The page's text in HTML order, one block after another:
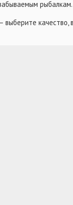
качество,